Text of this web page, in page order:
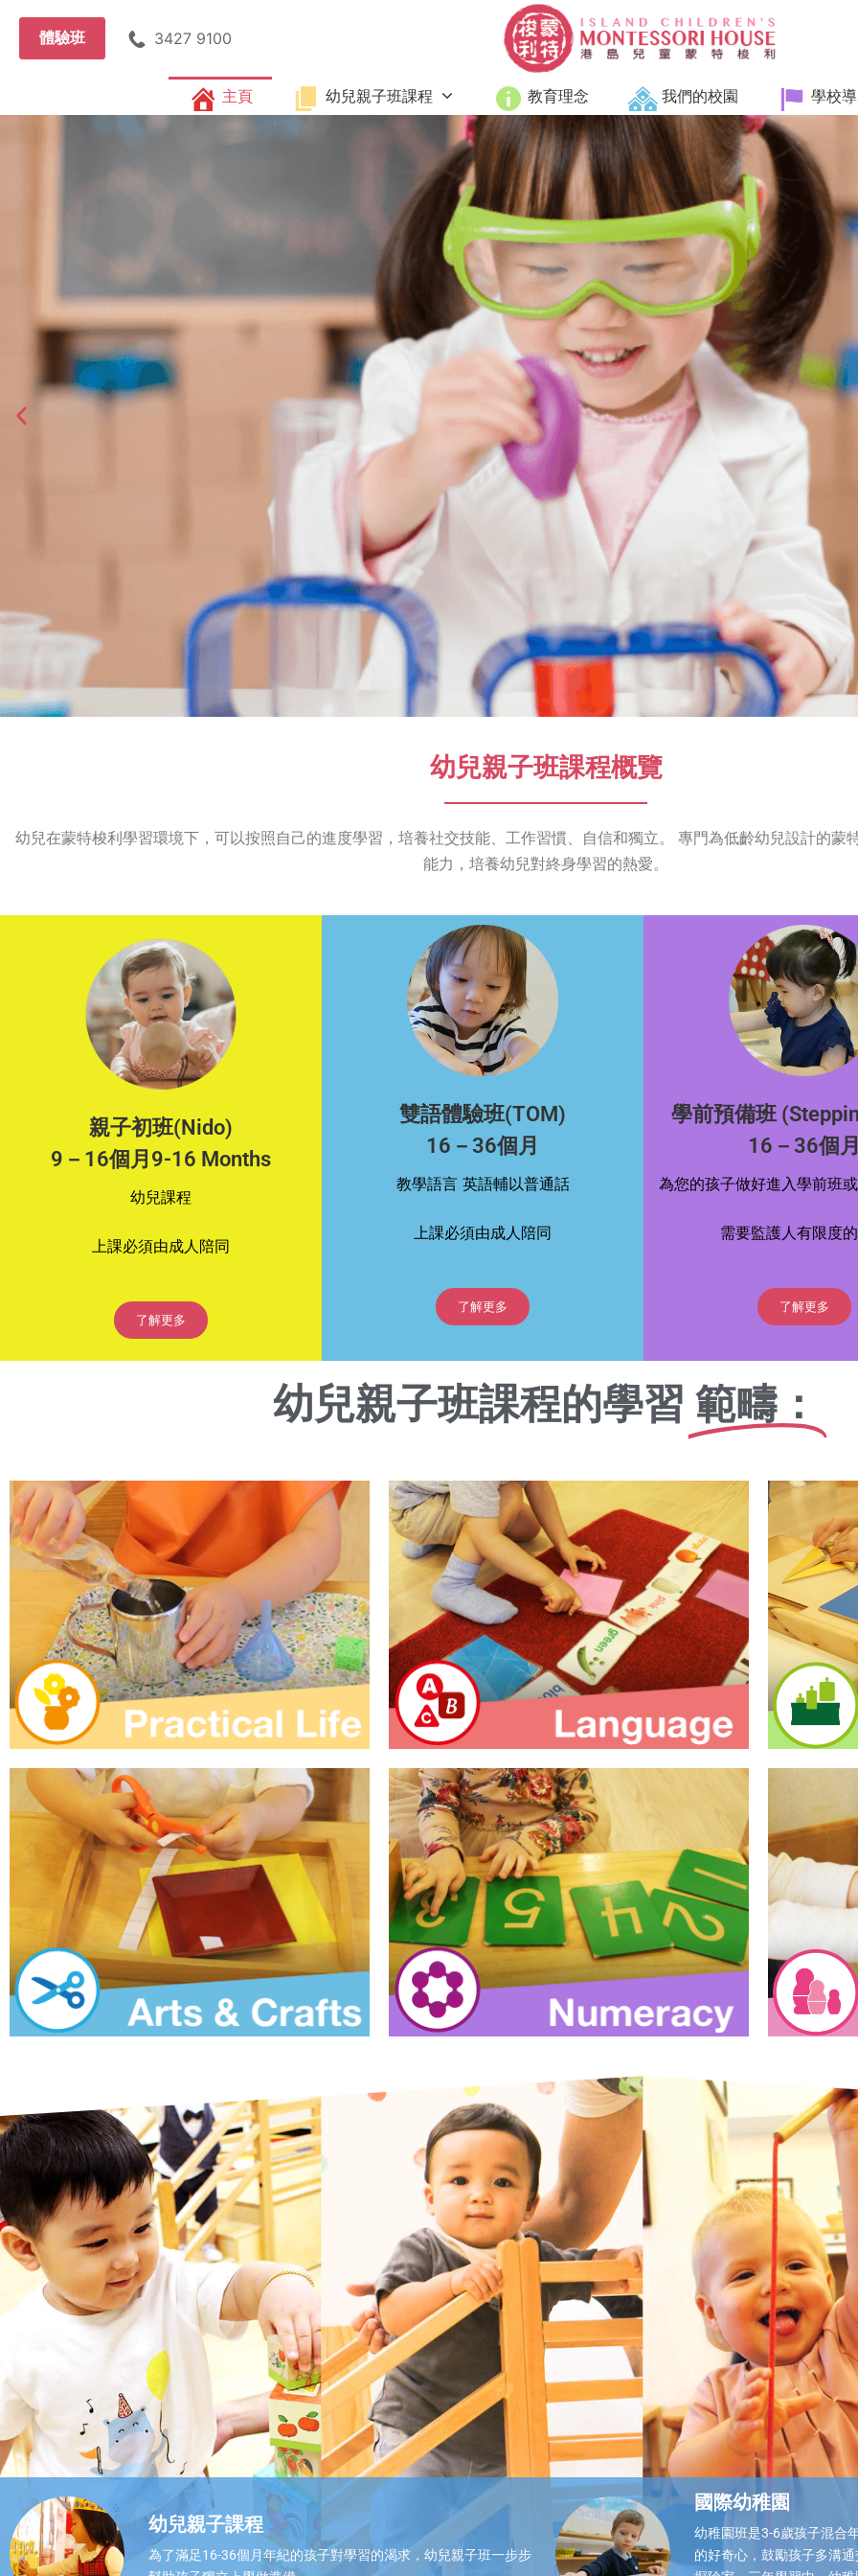
體驗班 3427 9100
主頁 幼兒親子班課程 教育理念 我們的校園 學校
幼兒親子班課程概覽
幼兒在蒙特梭利學習環境下，可以按照自己的進度學習，培養社交技能、工作習慣、自信和獨立。 專門為低齡幼兒設計的蒙
能力，培養幼兒對終身學習的熱愛。
親子初班(Nido)
9－16個月9-16 Months
幼兒課程
上課必須由成人陪同
了解更多
雙語體驗班(TOM)
16－36個月
教學語言 英語輔以普通話
上課必須由成人陪同
了解更多
學前預備班
16－36個
為您的孩子做好進入學前班
需要監護人有限度
了解更多
幼兒親子班課程的學習 範疇：
日常生活
孩子們在日常生活的工作中發展大肌肉和小肌肉
了解更多
語言
在各種活動中潛移默化地學習語言，包括學習簡
單詞語、日常對話和主題課堂活動，包括講故事
和唱遊等等。
了解更多
多感官
大小、
美術及手工
孩子們學習組合、剪貼和塗色，從簡單的步驟中
鍛鍊思考能力。
了解更多
基礎數字
學習基本數字及排列順序等概念。
了解更多
多感官
大小、
幼兒親子課程
為了滿足16-36個月年紀的孩子對學習的渴求，幼兒親子班一步步
國際幼稚園
幼稚園班是3-6歲孩子混合
的好奇心，鼓勵孩子多溝